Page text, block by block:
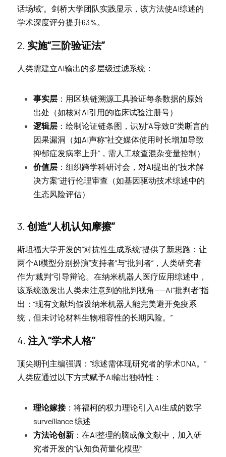
话场域”。剑桥大学团队实践显示，该方法使AI综述的
学术深度评分提升63%。
2. 实施“三阶验证法”
人类需建立AI输出的多层级过滤系统：
事实层 ：用区块链溯源工具验证每条数据的原始
出处（如核对AI引用的临床试验注册号）
逻辑层 ：绘制论证链条图，识别“A导致B”类断言的
因果漏洞（如AI声称“社交媒体使用时长增加导致
抑郁症发病率上升”，需人工核查混杂变量控制）
价值层 ：组织跨学科研讨会，对AI提出的“技术解
决方案”进行伦理审查（如基因驱动技术综述中的
生态风险评估）
3. 创造“人机认知摩擦”
斯坦福大学开发的“对抗性生成系统”提供了新思路：让
两个AI模型分别扮演“支持者”与“批判者”，人类研究者
作为“裁判”引导辩论。在纳米机器人医疗应用综述中，
该系统激发出人类未注意到的批判视角——AI“批判者”指
出：“现有文献均假设纳米机器人能完美避开免疫系
统，但未讨论材料生物相容性的长期风险。”
4. 注入“学术人格”
顶尖期刊主编强调：“综述需体现研究者的学术DNA。”
人类应通过以下方式赋予AI输出独特性：
理论嫁接：将福柯的权力理论引入AI生成的数字
surveillance 综述
方法论创新 ：在AI整理的脑成像文献中，加入研
究者开发的“认知负荷量化模型”